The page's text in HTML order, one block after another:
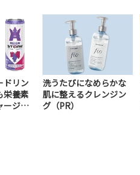
ドリン
栄養素
ージ！
洗うたびになめらかな
肌に整えるクレンジン
グ（PR）